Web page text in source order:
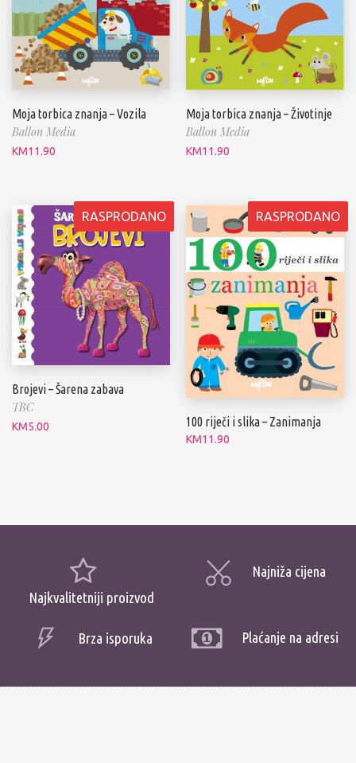
Moja torbica znanja – Vozila
Ballon Media
KM11.90
Moja torbica znanja – Životinje
Ballon Media
KM11.90
RASPRODANO
Brojevi – Šarena zabava
TBC
KM5.00
RASPRODANO
100 riječi i slika – Zanimanja
KM11.90
Najkvalitetniji proizvod
Najniža cijena
Brza isporuka Plaćanje na adresi